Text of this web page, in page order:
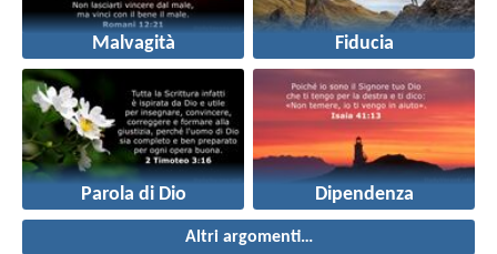
Malvagità Fiducia
Parola di Dio Dipendenza
Altri argomenti…